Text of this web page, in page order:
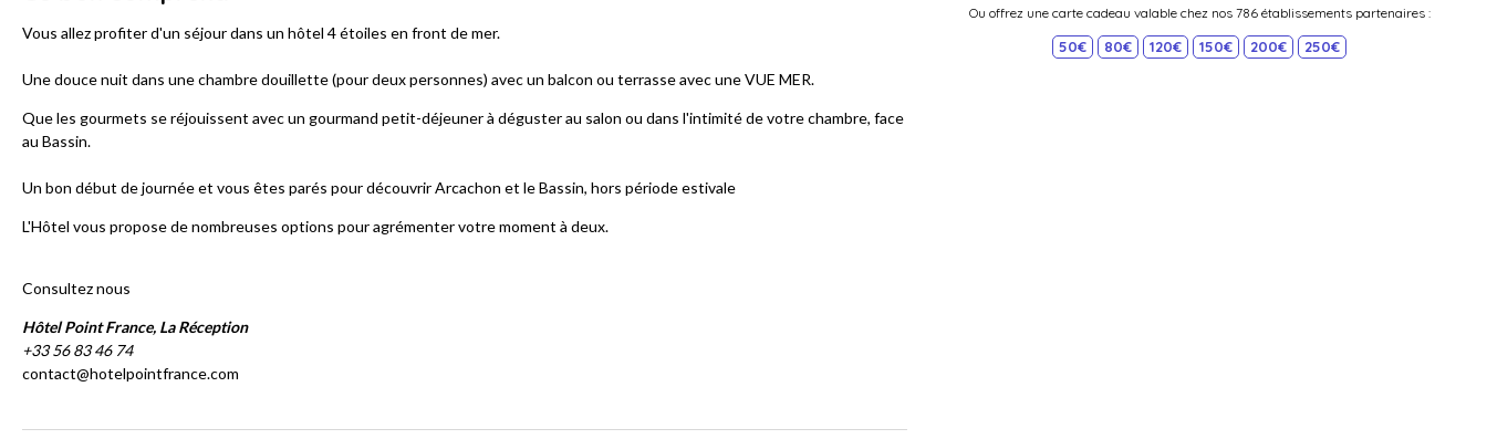
Ou offrez une carte cadeau valable chez nos 786 établissements partenaires :
50€ 80€ 120€ 150€ 200€ 250€
Vous allez profiter d'un séjour dans un hôtel 4 étoiles en front de mer.
Une douce nuit dans une chambre douillette (pour deux personnes) avec un balcon ou terrasse avec une VUE MER.
Que les gourmets se réjouissent avec un gourmand petit-déjeuner à déguster au salon ou dans l'intimité de votre chambre, face
au Bassin.
Un bon début de journée et vous êtes parés pour découvrir Arcachon et le Bassin, hors période estivale
L'Hôtel vous propose de nombreuses options pour agrémenter votre moment à deux.
Consultez nous
Hôtel Point France, La Réception
+33 56 83 46 74
contact@hotelpointfrance.com